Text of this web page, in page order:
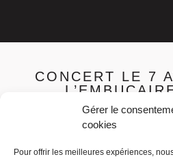
Gérer le
cookies
Pour offrir les meilleures expériences,
CONCERT LE 7